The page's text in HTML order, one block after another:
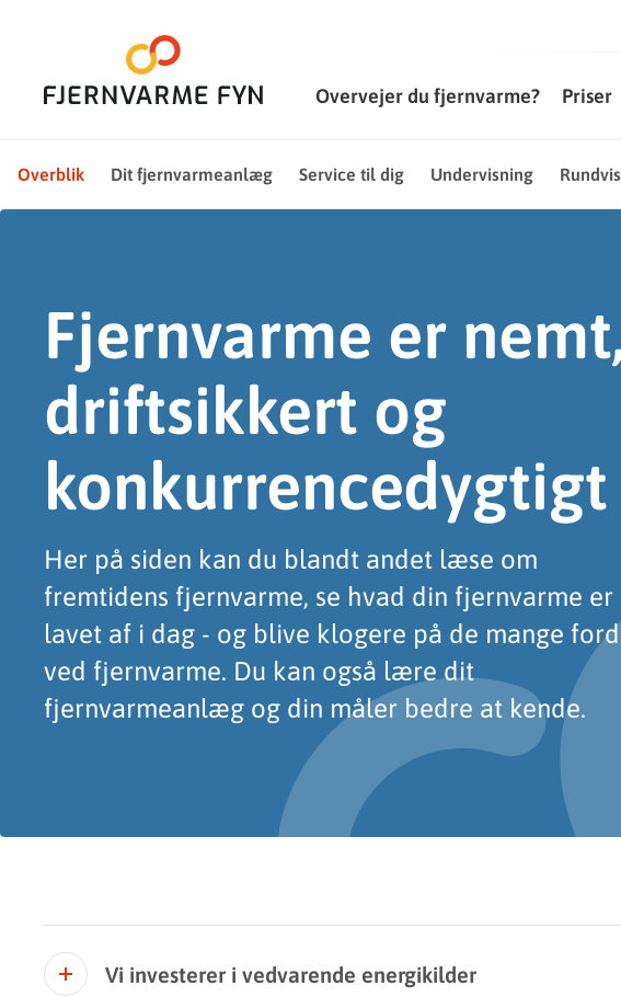
Overvejer du fjernvarme? Priser
Overblik Dit fjernvarmeanlæg Service til dig Undervisning
Fjernvarme er
driftsikkert og
konkurrencedygtigt
Her på siden kan du blandt andet læse om
fremtidens fjernvarme, se hvad din fjernvarme er
lavet af i dag - og blive klogere på de mange
ved fjernvarme. Du kan også lære dit
fjernvarmeanlæg og din måler bedre at kende.
Vi investerer i vedvarende energikilder